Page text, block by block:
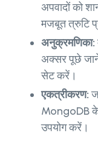
अपवादों को
मजबूत त्रुटि
अनुक्रमणिका:
अक्सर पूछे
सेट करें।
एकत्रीकरण:
MongoDB के
उपयोग करें।